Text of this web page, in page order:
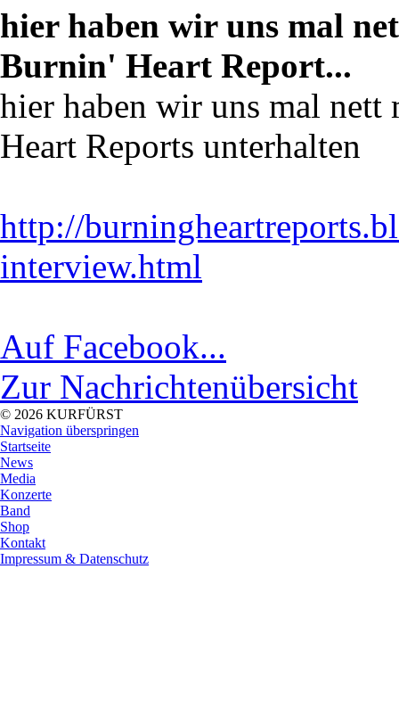
hier haben wir uns mal
Burnin' Heart Report...
hier haben wir uns mal
Heart Reports unterhalten
http://
interview.html
Auf Facebook...
Zur Nachrichtenübersicht
© 2026 KURFÜRST
Navigation überspringen
Startseite
News
Media
Konzerte
Band
Shop
Kontakt
Impressum & Datenschutz